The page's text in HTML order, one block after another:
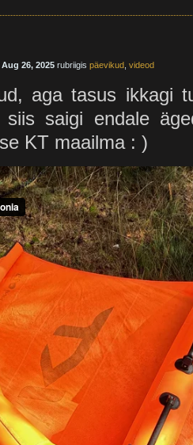
26, 2025 rubriigis päevikud videod
aga tasus ikkagi
siis saigi endale
KT maailma : )